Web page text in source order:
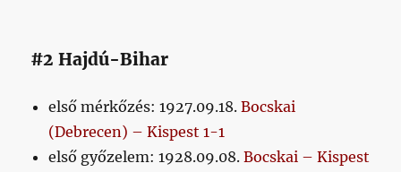
#2 Hajdú-Bihar
első mérkőzés: 1927.09.18.Bocskai
(Debrecen) – Kispest 1-1
első győzelem: 1928.09.08.Bocskai – Kispest